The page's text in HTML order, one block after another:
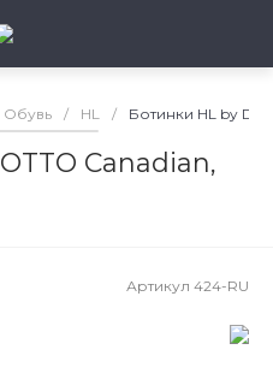
Обувь / HL / Ботинки HL by
Canadian,
Артикул 424-RU